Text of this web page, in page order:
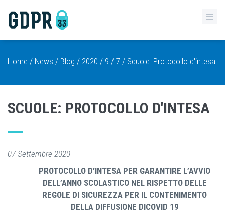
Home / News / Blog / 2020 / 9 / 7 / Scuole: Protocollo d'intesa
SCUOLE: PROTOCOLLO D'INTESA
07 Settembre 2020
PROTOCOLLO D’INTESA PER GARANTIRE L’AVVIO
DELL’ANNO SCOLASTICO NEL RISPETTO DELLE
REGOLE DI SICUREZZA PER IL CONTENIMENTO
DELLA DIFFUSIONE DICOVID 19